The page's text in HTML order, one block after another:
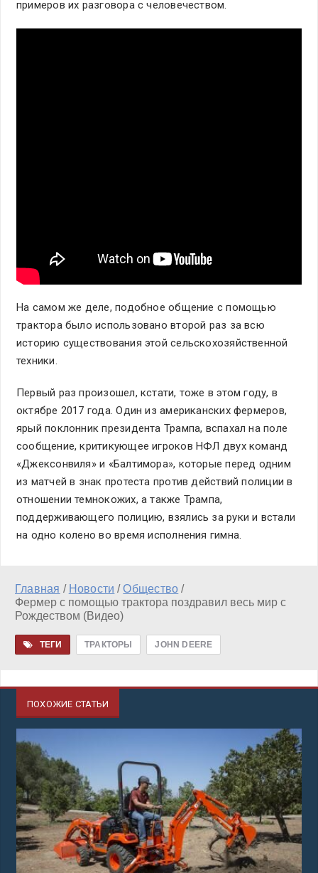
примеров их разговора с человечеством.
На самом же деле, подобное общение с помощью
трактора было использовано второй раз за всю
историю существования этой сельскохозяйственной
техники.
Первый раз произошел, кстати, тоже в этом году, в
октябре 2017 года. Один из американских фермеров,
ярый поклонник президента Трампа, вспахал на поле
сообщение, критикующее игроков НФЛ двух команд
«Джексонвиля» и «Балтимора», которые перед одним
из матчей в знак протеста против действий полиции в
отношении темнокожих, а также Трампа,
поддерживающего полицию, взялись за руки и встали
на одно колено во время исполнения гимна.
Главная / Новости / Общество /
Фермер с помощью трактора поздравил весь мир с
Рождеством (Видео)
ТЕГИ ТРАКТОРЫ JOHN DEERЕ
ПОХОЖИЕ СТАТЬИ